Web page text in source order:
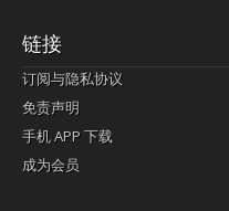
链接
订阅与隐私协议
免责声明
手机 APP 下载
成为会员